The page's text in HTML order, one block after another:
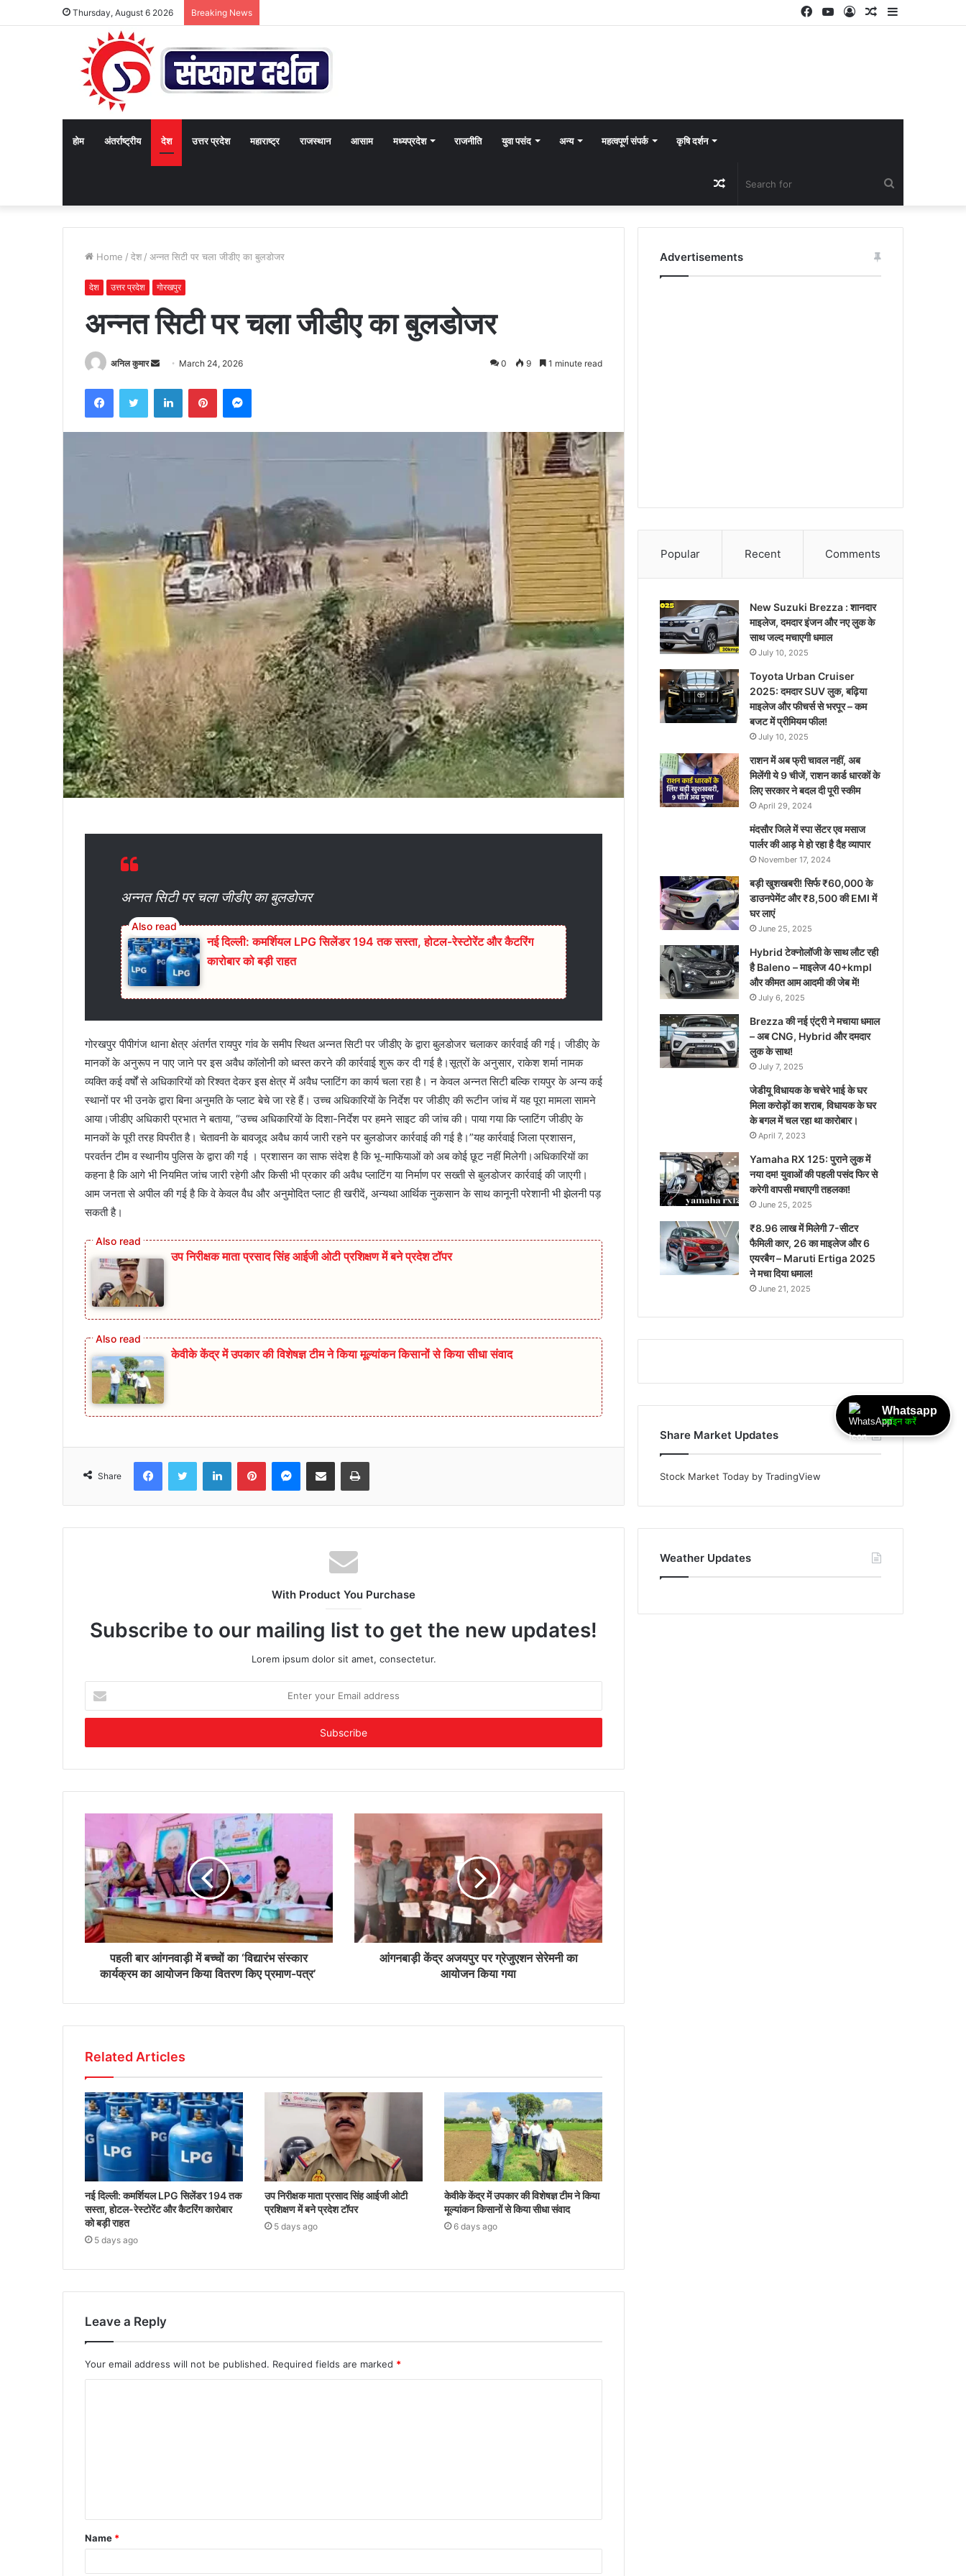
Thursday, August 6 2026 Breaking News Sidebar
Random
Log
YouTube
Facebook
होम अंतर्राष्ट्रीय देश उत्तर प्रदेश महाराष्ट्र राजस्थान आसाम मध्यप्रदेश राजनीति युवा पसंद अन्य महत्वपूर्ण संपर्क कृषि दर्शन
for
Random
Article
Home / देश / अन्नत सिटी पर चला जीडीए का बुलडोजर
देश उत्तर प्रदेश गोरखपुर
अन्नत सिटी पर चला जीडीए का बुलडोजर
अनिल कुमार
Send
email
March 24, 2026 0 9 1 minute read
FacebookTwitter LinkedInPinterestMessenger
अन्नत सिटी पर चला जीडीए का बुलडोजर
नई दिल्ली: कमर्शियल LPG सिलेंडर 194 तक सस्ता, होटल-रेस्टोरेंट और कैटरिंग
कारोबार को बड़ी राहत
गोरखपुर पीपीगंज थाना क्षेत्र अंतर्गत रायपुर गांव के समीप स्थित अन्नत सिटी पर जीडीए के द्वारा बुलडोजर चलाकर कार्रवाई की गई। जीडीए के
मानकों के अनुरूप न पाए जाने पर इस अवैध कॉलोनी को ध्वस्त करने की कार्रवाई शुरू कर दी गई है।सूत्रों के अनुसार, राकेश शर्मा नामक
व्यक्ति कई वर्षों से अधिकारियों को रिश्वत देकर इस क्षेत्र में अवैध प्लाटिंग का कार्य चला रहा है। न केवल अन्नत सिटी बल्कि रायपुर के अन्य कई
स्थानों पर भी उनके द्वारा बिना अनुमति के प्लाट बेचे जा रहे हैं। उच्च अधिकारियों के निर्देश पर जीडीए की रूटीन जांच में यह पूरा मामला सामने
आया।जीडीए अधिकारी प्रभात ने बताया, “उच्च अधिकारियों के दिशा-निर्देश पर हमने साइट की जांच की। पाया गया कि प्लाटिंग जीडीए के
मानकों के पूरी तरह विपरीत है। चेतावनी के बावजूद अवैध कार्य जारी रहने पर बुलडोजर कार्रवाई की गई है।”यह कार्रवाई जिला प्रशासन,
परवर्तन टीम व स्थानीय पुलिस के द्वारा की गई । प्रशासन का साफ संदेश है कि भू-माफियाओं को अब कोई छूट नहीं मिलेगी।अधिकारियों का
कहना है कि आगे भी नियमित जांच जारी रहेगी और किसी भी प्रकार की अवैध प्लाटिंग या निर्माण पर सख्ती से बुलडोजर कार्रवाई की जाएगी।
आम जनता से अपील की गई है कि वे केवल वैध और अनुमोदित प्लाट ही खरीदें, अन्यथा आर्थिक नुकसान के साथ कानूनी परेशानी भी झेलनी पड़
सकती है।
उप निरीक्षक माता प्रसाद सिंह आईजी ओटी प्रशिक्षण में बने प्रदेश टॉपर
केवीके केंद्र में उपकार की विशेषज्ञ टीम ने किया मूल्यांकन किसानों से किया सीधा संवाद
Share
FacebookTwitter LinkedInPinterestMessenger
Share via Email Print
With Product You Purchase
Subscribe to our mailing list to get the new updates!
Lorem ipsum dolor sit amet, consectetur.
your
Email
पहली बार आंगनवाड़ी में बच्चों का ‘विद्यारंभ संस्कार
कार्यक्रम का आयोजन किया वितरण किए प्रमाण-पत्र’
आंगनबाड़ी केंद्र अजयपुर पर ग्रेजुएशन सेरेमनी का
आयोजन किया गया
Related Articles
नई दिल्ली: कमर्शियल LPG सिलेंडर 194 तक
सस्ता, होटल-रेस्टोरेंट और कैटरिंग कारोबार
को बड़ी राहत
5 days ago
उप निरीक्षक माता प्रसाद सिंह आईजी ओटी
प्रशिक्षण में बने प्रदेश टॉपर
5 days ago
केवीके केंद्र में उपकार की विशेषज्ञ टीम ने किया
मूल्यांकन किसानों से किया सीधा संवाद
6 days ago
Leave a Reply
Your email address will not be published. Required fields are marked *
Name *
Advertisements
Popular Recent Comments
New Suzuki Brezza : शानदार
माइलेज, दमदार इंजन और नए लुक के
साथ जल्द मचाएगी धमाल
July 10, 2025
Toyota Urban Cruiser
2025: दमदार SUV लुक, बढ़िया
माइलेज और फीचर्स से भरपूर – कम
बजट में प्रीमियम फील!
July 10, 2025
राशन में अब फ्री चावल नहीं, अब
मिलेंगी ये 9 चीजें, राशन कार्ड धारकों के
लिए सरकार ने बदल दी पूरी स्कीम
April 29, 2024
मंदसौर जिले में स्पा सेंटर एव मसाज
पार्लर की आड़ मे हो रहा है दैह व्यापार
November 17, 2024
बड़ी खुशखबरी! सिर्फ ₹60,000 के
डाउनपेमेंट और ₹8,500 की EMI में
घर लाएं
June 25, 2025
Hybrid टेक्नोलॉजी के साथ लौट रही
है Baleno – माइलेज 40+kmpl
और कीमत आम आदमी की जेब में!
July 6, 2025
Brezza की नई एंट्री ने मचाया धमाल
– अब CNG, Hybrid और दमदार
लुक के साथ!
July 7, 2025
जेडीयू विधायक के चचेरे भाई के घर
मिला करोड़ों का शराब, विधायक के घर
के बगल में चल रहा था कारोबार।
April 7, 2023
Yamaha RX 125: पुराने लुक में
नया दम! युवाओं की पहली पसंद फिर से
करेगी वापसी मचाएगी तहलका!
June 25, 2025
₹8.96 लाख में मिलेगी 7-सीटर
फैमिली कार, 26 का माइलेज और 6
एयरबैग – Maruti Ertiga 2025
ने मचा दिया धमाल!
June 21, 2025
Share Market Updates
Stock Market Today by TradingView
Weather Updates
Whatsapp
ज्वॉइन करें